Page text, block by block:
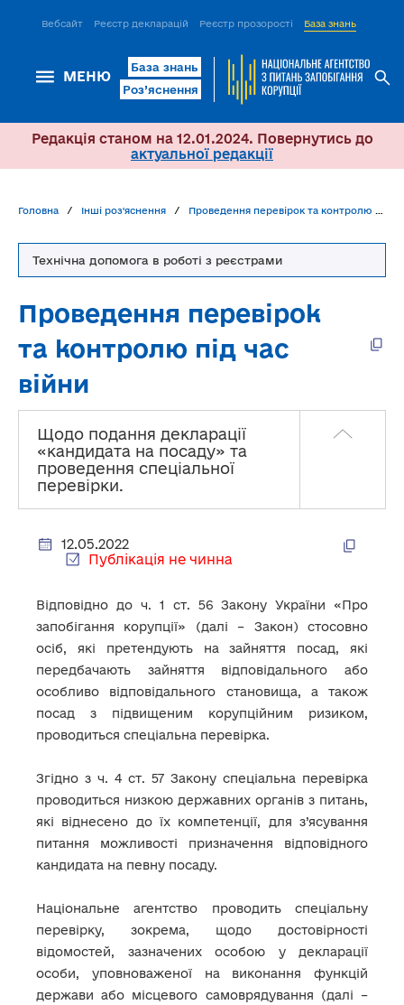
Вебсайт Реєстр декларацій Реєстр прозорості База знань
МЕНЮ
База знань
Роз’яснення
Редакція станом на 12.01.2024. Повернутись до
актуальної редакції
Головна Інші роз'яснення
Технічна допомога в роботі з реєстрами
Проведення перевірок
та контролю під час
війни
Щодо подання декларації
«кандидата на посаду» та
проведення спеціальної
перевірки.
12.05.2022
Публікація не чинна
Відповідно до ч. 1 ст. 56 Закону України «Про
запобігання корупції» (далі – Закон) стосовно
осіб, які претендують на зайняття посад, які
передбачають зайняття відповідального або
особливо відповідального становища, а також
посад з підвищеним корупційним ризиком,
проводиться спеціальна перевірка.
Згідно з ч. 4 ст. 57 Закону спеціальна перевірка
проводиться низкою державних органів з питань,
які віднесено до їх компетенції, для з’ясування
питання можливості призначення відповідного
кандидата на певну посаду.
Національне агентство проводить спеціальну
перевірку, зокрема, щодо достовірності
відомостей, зазначених особою у декларації
особи, уповноваженої на виконання функцій
держави або місцевого самоврядування (далі –